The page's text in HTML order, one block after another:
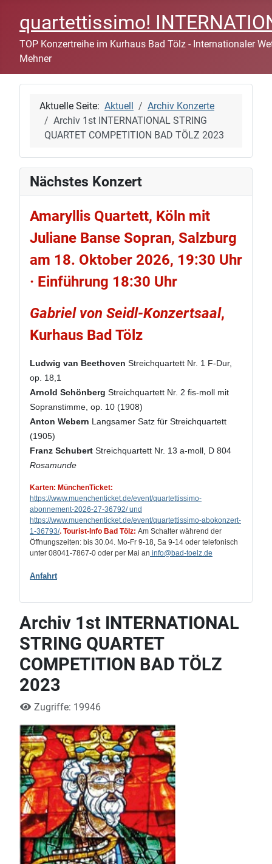
quartettissimo!
TOP Konzertreihe im Kurhaus Bad Tölz - Internationaler
Mehner
Aktuelle Seite: Aktuell
Archiv Konzerte
Archiv 1st INTERNATIONAL STRING
QUARTET COMPETITION BAD TÖLZ 2023
Nächstes Konzert
Amaryllis Quartett, Köln mit
Juliane Banse Sopran, Salzburg
am 18. Oktober 2026, 19:30 Uhr
· Einführung 18:30 Uhr
Gabriel von Seidl-Konzertsaal,
Kurhaus Bad Tölz
Ludwig van Beethoven Streichquartett Nr. 1 F-Dur,
op. 18,1
Arnold Schönberg Streichquartett Nr. 2 fis-moll mit
Sopranstimme, op. 10 (1908)
Anton Webern Langsamer Satz für Streichquartett
(1905)
Franz Schubert Streichquartett Nr. 13 a-moll, D 804
Rosamunde
Karten: MünchenTicket:
https://www.muenchenticket.de/event/quartettissimo-
abonnement-2026-27-36792/ und
https://www.muenchenticket.de/event/quartettissimo-abokonzert-
1-36793/. Tourist-Info Bad Tölz: Am Schalter während der
Öffnungszeiten: bis 30.04. Mo-Fr 9-18, Sa 9-14 oder telefonisch
unter 08041-7867-0 oder per Mai an info@bad-toelz.de
Anfahrt
Archiv 1st INTERNATIONAL
STRING QUARTET
COMPETITION BAD TÖLZ
2023
Zugriffe: 19946